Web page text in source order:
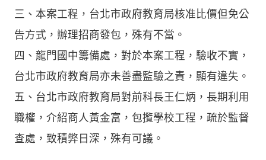
三、本案工程，台北市政府教育局核准比價但免公
告方式，辦理招商發包，殊有不當。
四、龍門國中籌備處，對於本案工程，驗收不實，
台北市政府教育局亦未善盡監驗之責，顯有違失。
五、台北市政府教育局對前科長王仁炳，長期利用
職權，介紹商人黃金富，包攬學校工程，疏於監督
查處，致積弊日深，殊有可議。